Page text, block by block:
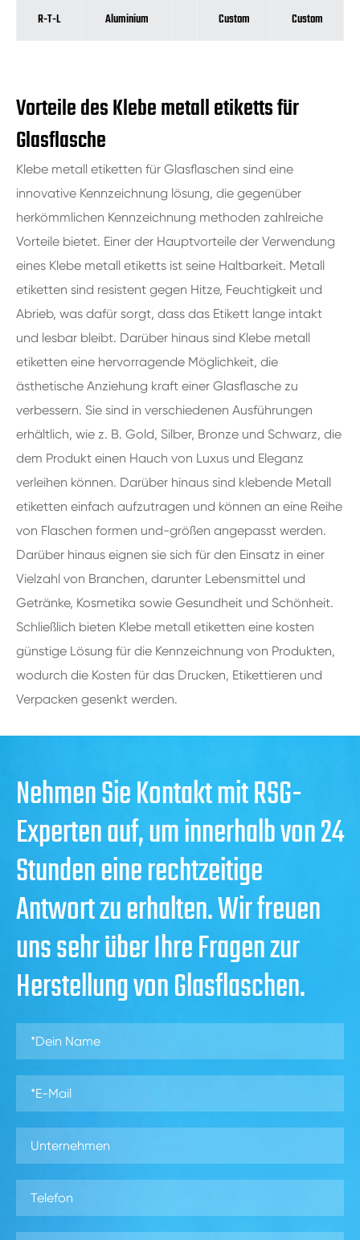
R-T-L Aluminium Custom Custom
Vorteile des Klebe metall etiketts für
Glasflasche
Klebe metall etiketten für Glasflaschen sind eine
innovative Kennzeichnung lösung, die gegenüber
herkömmlichen Kennzeichnung methoden zahlreiche
Vorteile bietet. Einer der Hauptvorteile der Verwendung
eines Klebe metall etiketts ist seine Haltbarkeit. Metall
etiketten sind resistent gegen Hitze, Feuchtigkeit und
Abrieb, was dafür sorgt, dass das Etikett lange intakt
und lesbar bleibt. Darüber hinaus sind Klebe metall
etiketten eine hervorragende Möglichkeit, die
ästhetische Anziehung kraft einer Glasflasche zu
verbessern. Sie sind in verschiedenen Ausführungen
erhältlich, wie z. B. Gold, Silber, Bronze und Schwarz, die
dem Produkt einen Hauch von Luxus und Eleganz
verleihen können. Darüber hinaus sind klebende Metall
etiketten einfach aufzutragen und können an eine Reihe
von Flaschen formen und-größen angepasst werden.
Darüber hinaus eignen sie sich für den Einsatz in einer
Vielzahl von Branchen, darunter Lebensmittel und
Getränke, Kosmetika sowie Gesundheit und Schönheit.
Schließlich bieten Klebe metall etiketten eine kosten
günstige Lösung für die Kennzeichnung von Produkten,
wodurch die Kosten für das Drucken, Etikettieren und
Verpacken gesenkt werden.
Nehmen Sie Kontakt mit RSG-
Experten auf, um innerhalb von 24
Stunden eine rechtzeitige
Antwort zu erhalten. Wir freuen
uns sehr über Ihre Fragen zur
Herstellung von Glasflaschen.